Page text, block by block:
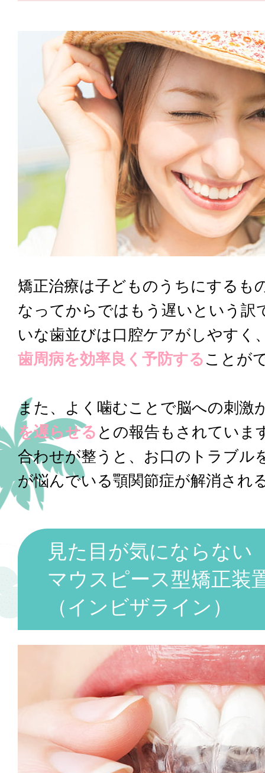
矯正治療は子どものうちにするも
なってからではもう遅いという訳
いな歯並びは口腔ケアがしやすく
歯周病を効率良く予防する ことが
また、よく噛むことで脳への刺激
を遅らせる との報告もされていま
合わせが整うと、お口のトラブル
が悩んでいる顎関節症が解消され
見た目が気にならない
マウスピース型矯正装
（インビザライン）